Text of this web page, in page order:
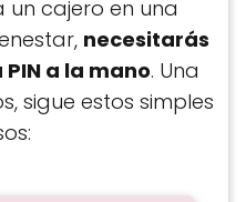
un cajero en una
necesitarás
a la mano. Una
sigue estos simples